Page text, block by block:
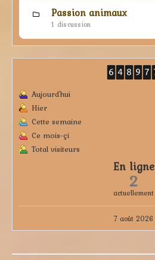
Passion animaux
1 discussion
Aujourd'hui
Hier
Cette semaine
Ce mois-çi
Total visiteurs
En ligne
2
actuellement
7 août 2026